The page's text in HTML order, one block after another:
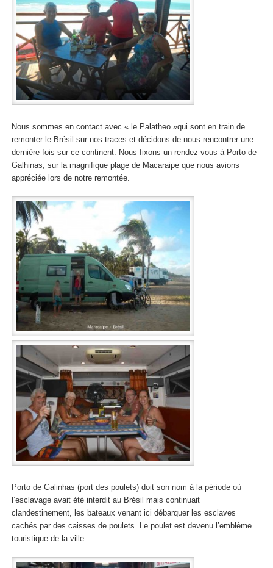
Nous sommes en contact avec « le Palatheo »qui sont en train de
remonter le Brésil sur nos traces et décidons de nous rencontrer une
dernière fois sur ce continent. Nous fixons un rendez vous à Porto de
Galhinas, sur la magnifique plage de Macaraipe que nous avions
appréciée lors de notre remontée.
Porto de Galinhas (port des poulets) doit son nom à la période où
l’esclavage avait été interdit au Brésil mais continuait
clandestinement, les bateaux venant ici débarquer les esclaves
cachés par des caisses de poulets. Le poulet est devenu l’emblème
touristique de la ville.